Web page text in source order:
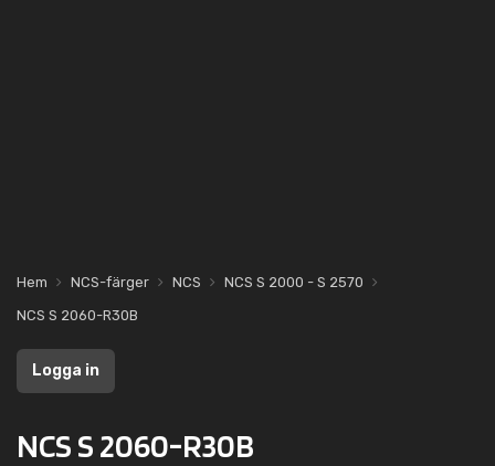
Hem NCS-färger NCS
NCS S 2000 - S 2570
NCS S 2060-R30B
Logga in
NCS S 2060-R30B